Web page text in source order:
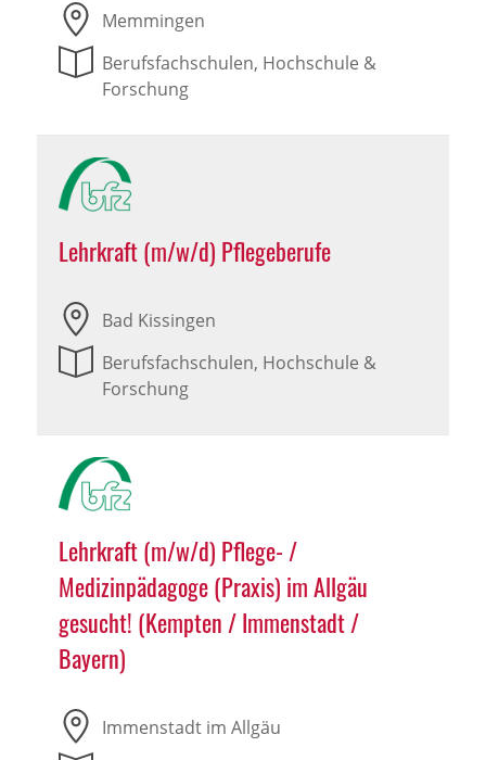
Memmingen
Berufsfachschulen, Hochschule &
Forschung
Lehrkraft (m/w/d) Pflegeberufe
Bad Kissingen
Berufsfachschulen, Hochschule &
Forschung
Lehrkraft (m/w/d) Pflege- /
Medizinpädagoge (Praxis) im Allgäu
gesucht! (Kempten / Immenstadt /
Bayern)
Immenstadt im Allgäu